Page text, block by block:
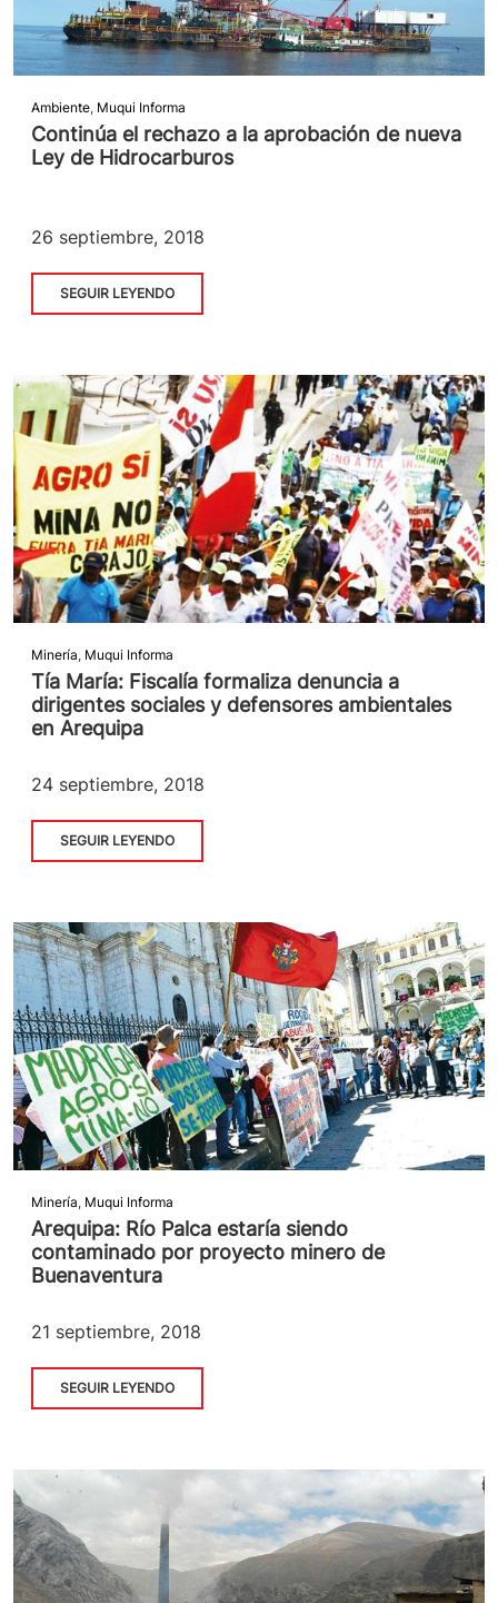
Ambiente, Muqui Informa
Continúa el rechazo a la aprobación de nueva
Ley de Hidrocarburos
26 septiembre, 2018
SEGUIR LEYENDO
Minería, Muqui Informa
Tía María: Fiscalía formaliza denuncia a
dirigentes sociales y defensores ambientales
en Arequipa
24 septiembre, 2018
SEGUIR LEYENDO
Minería, Muqui Informa
Arequipa: Río Palca estaría siendo
contaminado por proyecto minero de
Buenaventura
21 septiembre, 2018
SEGUIR LEYENDO